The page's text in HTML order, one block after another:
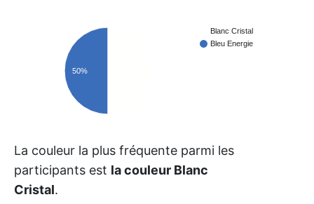
Blanc Cristal
Bleu Energie
50%
La couleur la plus fréquente parmi les
participants est la couleur Blanc
Cristal.